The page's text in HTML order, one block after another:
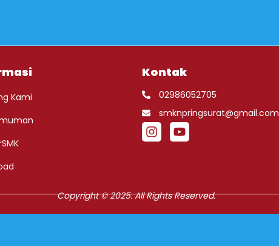
Kami
Kontak
02986052705
smknpringsurat@gmail.com
Copyright © 2025. All Rights Reserved.